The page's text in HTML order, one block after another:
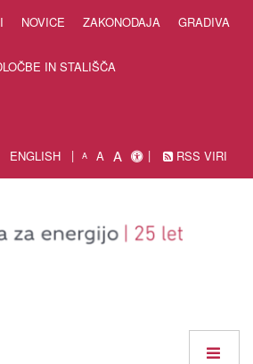
NOVICE ZAKONODAJA GRADIVA
IN STALIŠČA
ENGLISH A A A RSS VIRI